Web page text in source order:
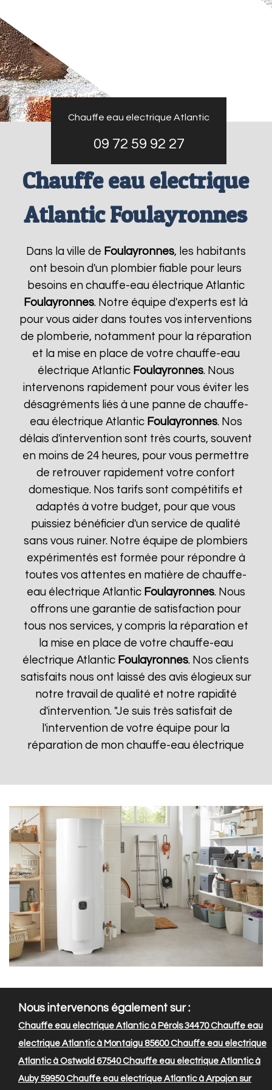
Chauffe eau electrique Atlantic
09 72 59 92 27
Chauffe eau electrique
Atlantic Foulayronnes
Dans la ville de Foulayronnes, les habitants
ont besoin d'un plombier fiable pour leurs
besoins en chauffe-eau électrique Atlantic
Foulayronnes. Notre équipe d'experts est là
pour vous aider dans toutes vos interventions
de plomberie, notamment pour la réparation
et la mise en place de votre chauffe-eau
électrique Atlantic Foulayronnes. Nous
intervenons rapidement pour vous éviter les
désagréments liés à une panne de chauffe-
eau électrique Atlantic Foulayronnes. Nos
délais d'intervention sont très courts, souvent
en moins de 24 heures, pour vous permettre
de retrouver rapidement votre confort
domestique. Nos tarifs sont compétitifs et
adaptés à votre budget, pour que vous
puissiez bénéficier d'un service de qualité
sans vous ruiner. Notre équipe de plombiers
expérimentés est formée pour répondre à
toutes vos attentes en matière de chauffe-
eau électrique Atlantic Foulayronnes. Nous
offrons une garantie de satisfaction pour
tous nos services, y compris la réparation et
la mise en place de votre chauffe-eau
électrique Atlantic Foulayronnes. Nos clients
satisfaits nous ont laissé des avis élogieux sur
notre travail de qualité et notre rapidité
d'intervention. "Je suis très satisfait de
l'intervention de votre équipe pour la
réparation de mon chauffe-eau électrique
Nous intervenons également sur :
Chauffe eau electrique Atlantic à Pérols 34470Chauffe eau
electrique Atlantic à Montaigu 85600Chauffe eau electrique
Atlantic à Ostwald 67540Chauffe eau electrique Atlantic à
Auby 59950Chauffe eau electrique Atlantic à Arpajon sur